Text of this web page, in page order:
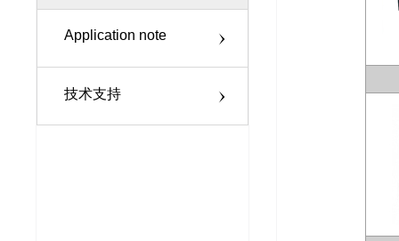
Application note
技术支持